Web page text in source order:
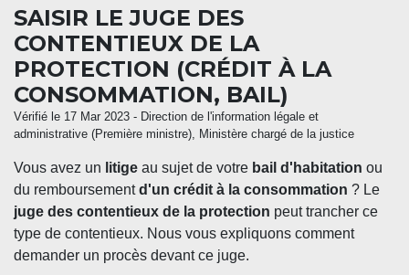
SAISIR LE JUGE DES
CONTENTIEUX DE LA
PROTECTION (CRÉDIT À LA
CONSOMMATION, BAIL)
Vérifié le 17 Mar 2023 - Direction de l'information légale et
administrative (Première ministre), Ministère chargé de la justice
Vous avez un litige au sujet de votre bail d'habitation ou
du remboursementd'un crédit à la consommation ? Le
juge des contentieux de la protection peut trancher ce
type de contentieux. Nous vous expliquons comment
demander un procès devant ce juge.